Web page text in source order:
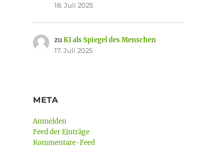
18. Juli 2025
zuKI als Spiegel des Menschen
17. Juli 2025
META
Anmelden
Feed der Einträge
Kommentare-Feed